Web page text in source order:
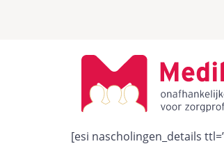
[esi nascholingen_details